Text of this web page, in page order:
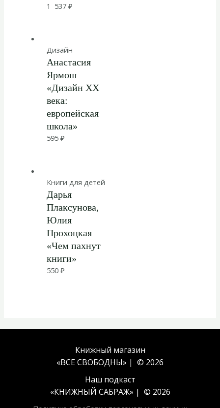
1 537₽
Дизайн
Анастасия
Ярмош
«Дизайн XX
века:
европейская
школа»
595₽
Книги для детей
Дарья
Плаксунова,
Юлия
Прохоцкая
«Чем пахнут
книги»
550₽
Книжный магазин
«ВСЕ СВОБОДНЫ» | © 2026
Наш подкаст
«КНИЖНЫЙ САБРАЖ» | © 2026